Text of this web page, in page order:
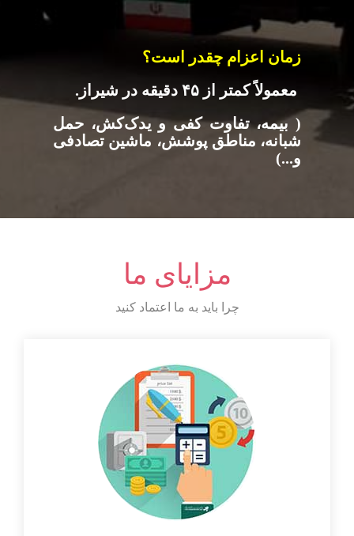
زمان اعزام چقدر است؟
معمولاً کمتر از ۴۵ دقیقه در شیراز.
( بیمه، تفاوت کفی و یدک‌کش، حمل
شبانه، مناطق پوشش، ماشین تصادفی
و...)
مزایای ما
چرا باید به ما اعتماد کنید